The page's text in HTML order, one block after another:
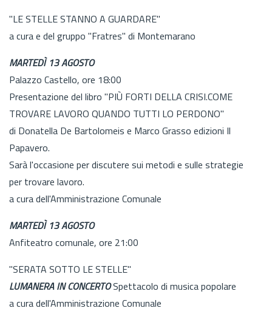
"LE STELLE STANNO A GUARDARE"
a cura e del gruppo "Fratres" di Montemarano
MARTEDÌ 13 AGOSTO
Palazzo Castello, ore 18:00
Presentazione del libro "PIÙ FORTI DELLA CRISI.COME
TROVARE LAVORO QUANDO TUTTI LO PERDONO"
di Donatella De Bartolomeis e Marco Grasso edizioni Il
Papavero.
Sarà l'occasione per discutere sui metodi e sulle strategie
per trovare lavoro.
a cura dell'Amministrazione Comunale
MARTEDÌ 13 AGOSTO
Anfiteatro comunale, ore 21:00
"SERATA SOTTO LE STELLE"
LUMANERA IN CONCERTOSpettacolo di musica popolare
a cura dell'Amministrazione Comunale